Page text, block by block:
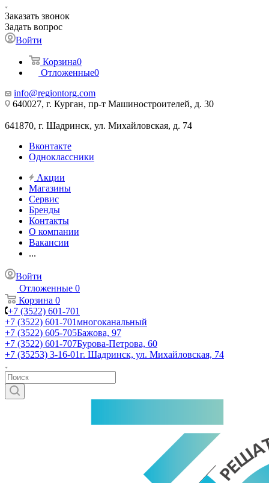
Заказать звонок
Задать вопрос
Войти
Корзина0
Отложенные0
info@regiontorg.com
640027, г. Курган, пр-т Машиностроителей, д. 30
641870, г. Шадринск, ул. Михайловская, д. 74
Вконтакте
Одноклассники
Акции
Магазины
Сервис
Бренды
Контакты
О компании
Вакансии
...
Войти
Отложенные 0
Корзина 0
+7 (3522) 601-701
+7 (3522) 601-701многоканальный
+7 (3522) 605-705Бажова, 97
+7 (3522) 601-707Бурова-Петрова, 60
+7 (35253) 3-16-01г. Шадринск, ул. Михайловская, 74